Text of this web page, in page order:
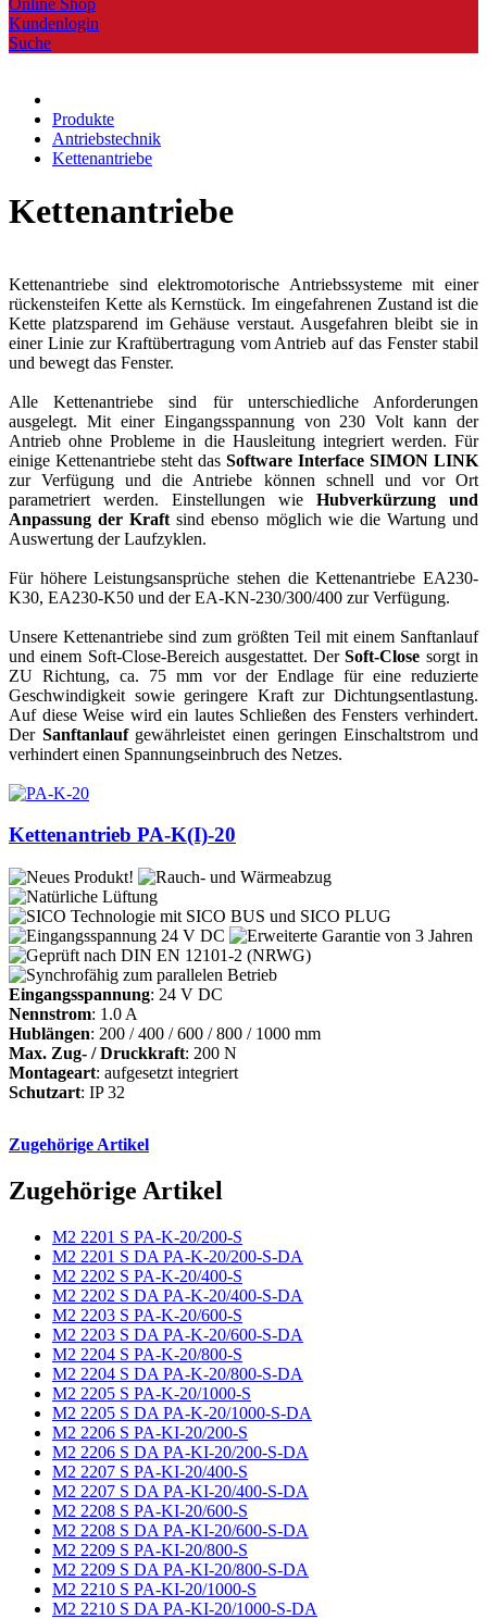
Kundenlogin
Suche
Produkte
Antriebstechnik
Kettenantriebe
Kettenantriebe
Kettenantriebe sind elektromotorische Antriebssysteme mit einer
rückensteifen Kette als Kernstück. Im eingefahrenen Zustand ist die
Kette platzsparend im Gehäuse verstaut. Ausgefahren bleibt sie in
einer Linie zur Kraftübertragung vom Antrieb auf das Fenster stabil
und bewegt das Fenster.
Alle Kettenantriebe sind für unterschiedliche Anforderungen
ausgelegt. Mit einer Eingangsspannung von 230 Volt kann der
Antrieb ohne Probleme in die Hausleitung integriert werden. Für
einige Kettenantriebe steht das Software Interface SIMON LINK
zur Verfügung und die Antriebe können schnell und vor Ort
parametriert werden. Einstellungen wie Hubverkürzung und
Anpassung der Kraft sind ebenso möglich wie die Wartung und
Auswertung der Laufzyklen.
Für höhere Leistungsansprüche stehen die Kettenantriebe EA230-
K30, EA230-K50 und der EA-KN-230/300/400 zur Verfügung.
Unsere Kettenantriebe sind zum größten Teil mit einem Sanftanlauf
und einem Soft-Close-Bereich ausgestattet. DerSoft-Close sorgt in
ZU Richtung, ca. 75 mm vor der Endlage für eine reduzierte
Geschwindigkeit sowie geringere Kraft zur Dichtungsentlastung.
Auf diese Weise wird ein lautes Schließen des Fensters verhindert.
Der Sanftanlaufgewährleistet einen geringen Einschaltstrom und
verhindert einen Spannungseinbruch des Netzes.
Kettenantrieb PA-K(I)-20
Eingangsspannung: 24 V DC
Nennstrom: 1.0 A
Hublängen: 200 / 400 / 600 / 800 / 1000 mm
Max. Zug- / Druckkraft: 200 N
Montageart: aufgesetzt integriert
Schutzart: IP 32
Zugehörige Artikel
Zugehörige Artikel
M2 2201 S PA-K-20/200-S
M2 2201 S DA PA-K-20/200-S-DA
M2 2202 S PA-K-20/400-S
M2 2202 S DA PA-K-20/400-S-DA
M2 2203 S PA-K-20/600-S
M2 2203 S DA PA-K-20/600-S-DA
M2 2204 S PA-K-20/800-S
M2 2204 S DA PA-K-20/800-S-DA
M2 2205 S PA-K-20/1000-S
M2 2205 S DA PA-K-20/1000-S-DA
M2 2206 S PA-KI-20/200-S
M2 2206 S DA PA-KI-20/200-S-DA
M2 2207 S PA-KI-20/400-S
M2 2207 S DA PA-KI-20/400-S-DA
M2 2208 S PA-KI-20/600-S
M2 2208 S DA PA-KI-20/600-S-DA
M2 2209 S PA-KI-20/800-S
M2 2209 S DA PA-KI-20/800-S-DA
M2 2210 S PA-KI-20/1000-S
M2 2210 S DA PA-KI-20/1000-S-DA